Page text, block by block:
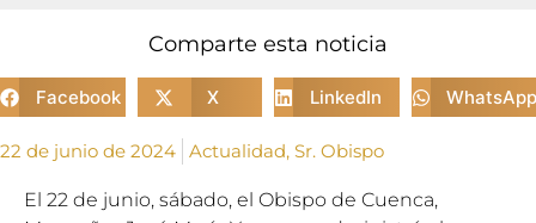
Comparte esta noticia
Facebook X LinkedIn WhatsApp
22 de junio de 2024 Actualidad, Sr. Obispo
El 22 de junio, sábado, el Obispo de Cuenca,